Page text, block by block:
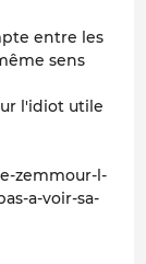
entre les
sens
l'idiot utile
zemmour-l-
a-voir-sa-